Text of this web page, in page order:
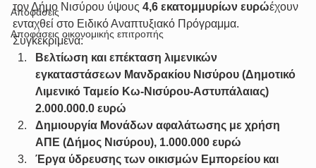
Αποφάσεις
Αποφάσεις οικονομικής επιτροπής
τον Δήμο Νισύρου ύψους 4,6 εκατομμυρίων ευρώέχουν
ενταχθεί στο Ειδικό Αναπτυξιακό Πρόγραμμα.
Συγκεκριμένα:
Βελτίωση και επέκταση λιμενικών
εγκαταστάσεων Μανδρακίου Νισύρου (Δημοτικό
Λιμενικό Ταμείο Κω-Νισύρου-Αστυπάλαιας)
2.000.000.0 ευρώ
Δημιουργία Μονάδων αφαλάτωσης με χρήση
ΑΠΕ (Δήμος Νισύρου), 1.000.000 ευρώ
Έργα ύδρευσης των οικισμών Εμπορείου και